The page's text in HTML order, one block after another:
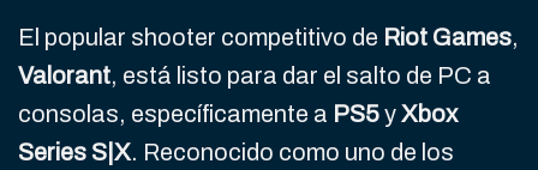
El popular shooter competitivo de Riot Games,
Valorant, está listo para dar el salto de PC a
consolas, específicamente a PS5yXbox
Series S|X. Reconocido como uno de los